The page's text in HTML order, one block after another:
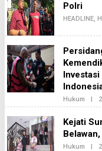
Polri
HEADLINE,
Hukum |
Kejati
Hukum |